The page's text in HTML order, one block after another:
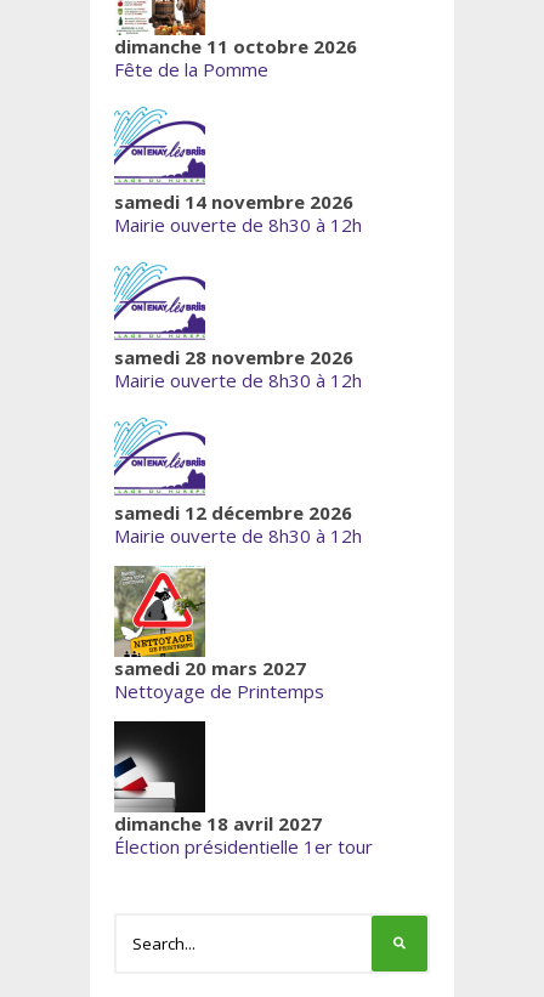
dimanche 11 octobre 2026
Fête de la Pomme
samedi 14 novembre 2026
Mairie ouverte de 8h30 à 12h
samedi 28 novembre 2026
Mairie ouverte de 8h30 à 12h
samedi 12 décembre 2026
Mairie ouverte de 8h30 à 12h
samedi 20 mars 2027
Nettoyage de Printemps
dimanche 18 avril 2027
Élection présidentielle 1er tour